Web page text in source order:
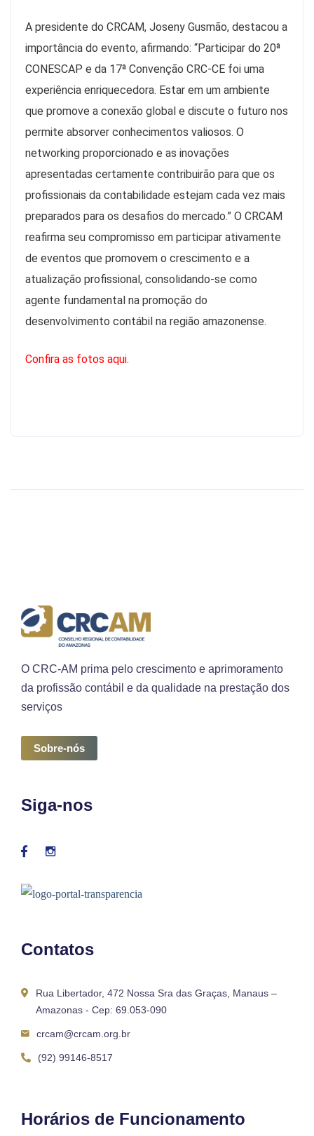
A presidente do CRCAM, Joseny Gusmão, destacou a
importância do evento, afirmando: “Participar do 20ª
CONESCAP e da 17ª Convenção CRC-CE foi uma
experiência enriquecedora. Estar em um ambiente
que promove a conexão global e discute o futuro nos
permite absorver conhecimentos valiosos. O
networking proporcionado e as inovações
apresentadas certamente contribuirão para que os
profissionais da contabilidade estejam cada vez mais
preparados para os desafios do mercado.” O CRCAM
reafirma seu compromisso em participar ativamente
de eventos que promovem o crescimento e a
atualização profissional, consolidando-se como
agente fundamental na promoção do
desenvolvimento contábil na região amazonense.
Confira as fotos aqui.
O CRC-AM prima pelo crescimento e aprimoramento
da profissão contábil e da qualidade na prestação dos
serviços
Sobre-nós
Siga-nos
Contatos
Rua Libertador, 472 Nossa Sra das Graças, Manaus –
Amazonas - Cep: 69.053-090
crcam@crcam.org.br
(92) 99146-8517
Horários de Funcionamento